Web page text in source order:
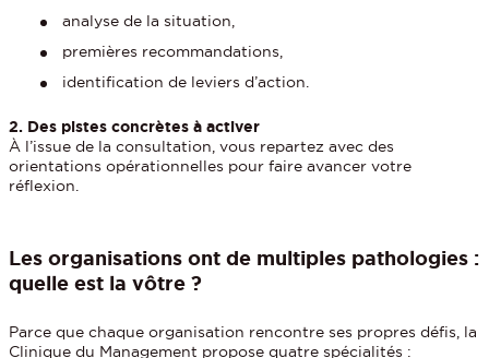
analyse de la situation,
premières recommandations,
identification de leviers d’action.
2. Des pistes concrètes à activer
À l’issue de la consultation, vous repartez avec des
orientations opérationnelles pour faire avancer votre
réflexion.
Les organisations ont de multiples pathologies :
quelle est la vôtre ?
Parce que chaque organisation rencontre ses propres défis, la
Clinique du Management propose quatre spécialités :